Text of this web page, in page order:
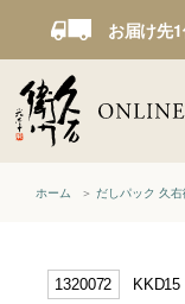
お届け先
ホーム だしパック 久右
1320072 KKD15